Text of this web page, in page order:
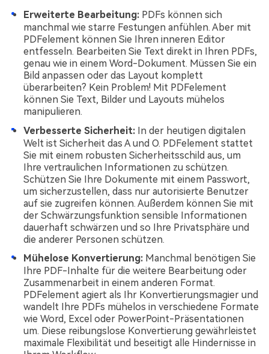
Erweiterte Bearbeitung: PDFs können sich
manchmal wie starre Festungen anfühlen. Aber mit
PDFelement können Sie Ihren inneren Editor
entfesseln. Bearbeiten Sie Text direkt in Ihren PDFs,
genau wie in einem Word-Dokument. Müssen Sie ein
Bild anpassen oder das Layout komplett
überarbeiten? Kein Problem! Mit PDFelement
können Sie Text, Bilder und Layouts mühelos
manipulieren.
Verbesserte Sicherheit: In der heutigen digitalen
Welt ist Sicherheit das A und O. PDFelement stattet
Sie mit einem robusten Sicherheitsschild aus, um
Ihre vertraulichen Informationen zu schützen.
Schützen Sie Ihre Dokumente mit einem Passwort,
um sicherzustellen, dass nur autorisierte Benutzer
auf sie zugreifen können. Außerdem können Sie mit
der Schwärzungsfunktion sensible Informationen
dauerhaft schwärzen und so Ihre Privatsphäre und
die anderer Personen schützen.
Mühelose Konvertierung: Manchmal benötigen Sie
Ihre PDF-Inhalte für die weitere Bearbeitung oder
Zusammenarbeit in einem anderen Format.
PDFelement agiert als Ihr Konvertierungsmagier und
wandelt Ihre PDFs mühelos in verschiedene Formate
wie Word, Excel oder PowerPoint-Präsentationen
um. Diese reibungslose Konvertierung gewährleistet
maximale Flexibilität und beseitigt alle Hindernisse in